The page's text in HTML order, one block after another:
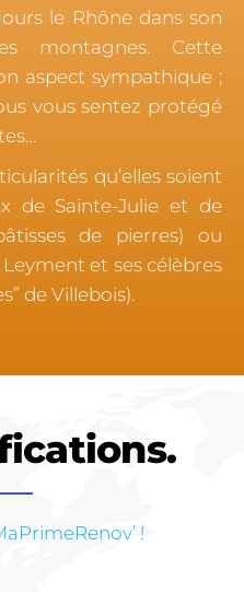
le Rhône dans son
montagnes. Cette
aspect sympathique ;
vous sentez protégé
qu’elles soient
de Sainte-Julie et de
de pierres) ou
et ses célèbres
de Villebois).
!